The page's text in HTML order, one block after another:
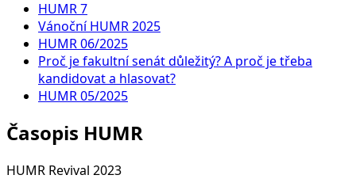
HUMR 7
Vánoční HUMR 2025
HUMR 06/2025
Proč je fakultní senát důležitý? A proč je třeba
kandidovat a hlasovat?
HUMR 05/2025
Časopis HUMR
HUMR Revival 2023